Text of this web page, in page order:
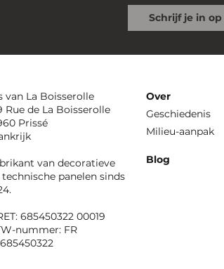
van La Boisserolle
Rue de La Boisserolle
Prissé
van decoratieve
technische panelen sinds
685450322 00019
nummer: FR
Over
Geschiedenis
Milieu-aanpak
Blog